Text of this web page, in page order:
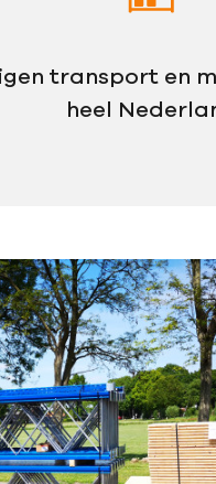
transport en
heel